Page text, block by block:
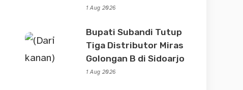
1 Aug 2026
Bupati Subandi Tutup
Tiga Distributor Miras
Golongan B di Sidoarjo
1 Aug 2026